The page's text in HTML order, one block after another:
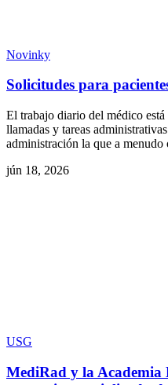
Novinky
Solicitudes para
El trabajo diario del médico
llamadas y tareas
administración la que a
jún 18, 2026
USG
MediRad y la Academia